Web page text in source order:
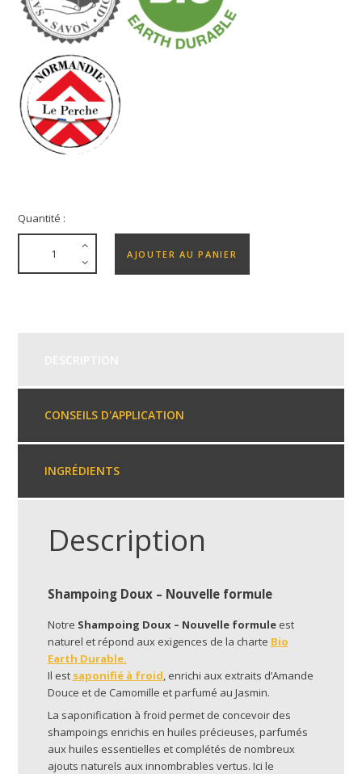
Quantité :
AJOUTER AU PANIER
CONSEILS D'APPLICATION
INGRÉDIENTS
Description
Shampoing Doux – Nouvelle formule
Notre Shampoing Doux – Nouvelle formuleest
naturel et répond aux exigences de la charte Bio
Earth Durable.
Il est saponifié à froid, enrichi aux extraits d’Amande
Douce et de Camomille et parfumé au Jasmin.
La saponification à froid permet de concevoir des
shampoings enrichis en huiles précieuses, parfumés
aux huiles essentielles et complétés de nombreux
ajouts naturels aux innombrables vertus. Ici le